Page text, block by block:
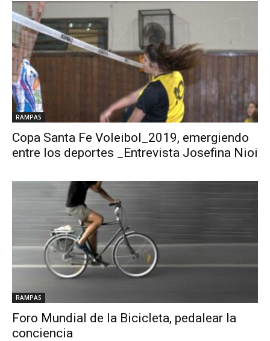
RAMPAS
Copa Santa Fe Voleibol_2019, emergiendo
entre los deportes _Entrevista Josefina Nioi
RAMPAS
Foro Mundial de la Bicicleta, pedalear la
conciencia